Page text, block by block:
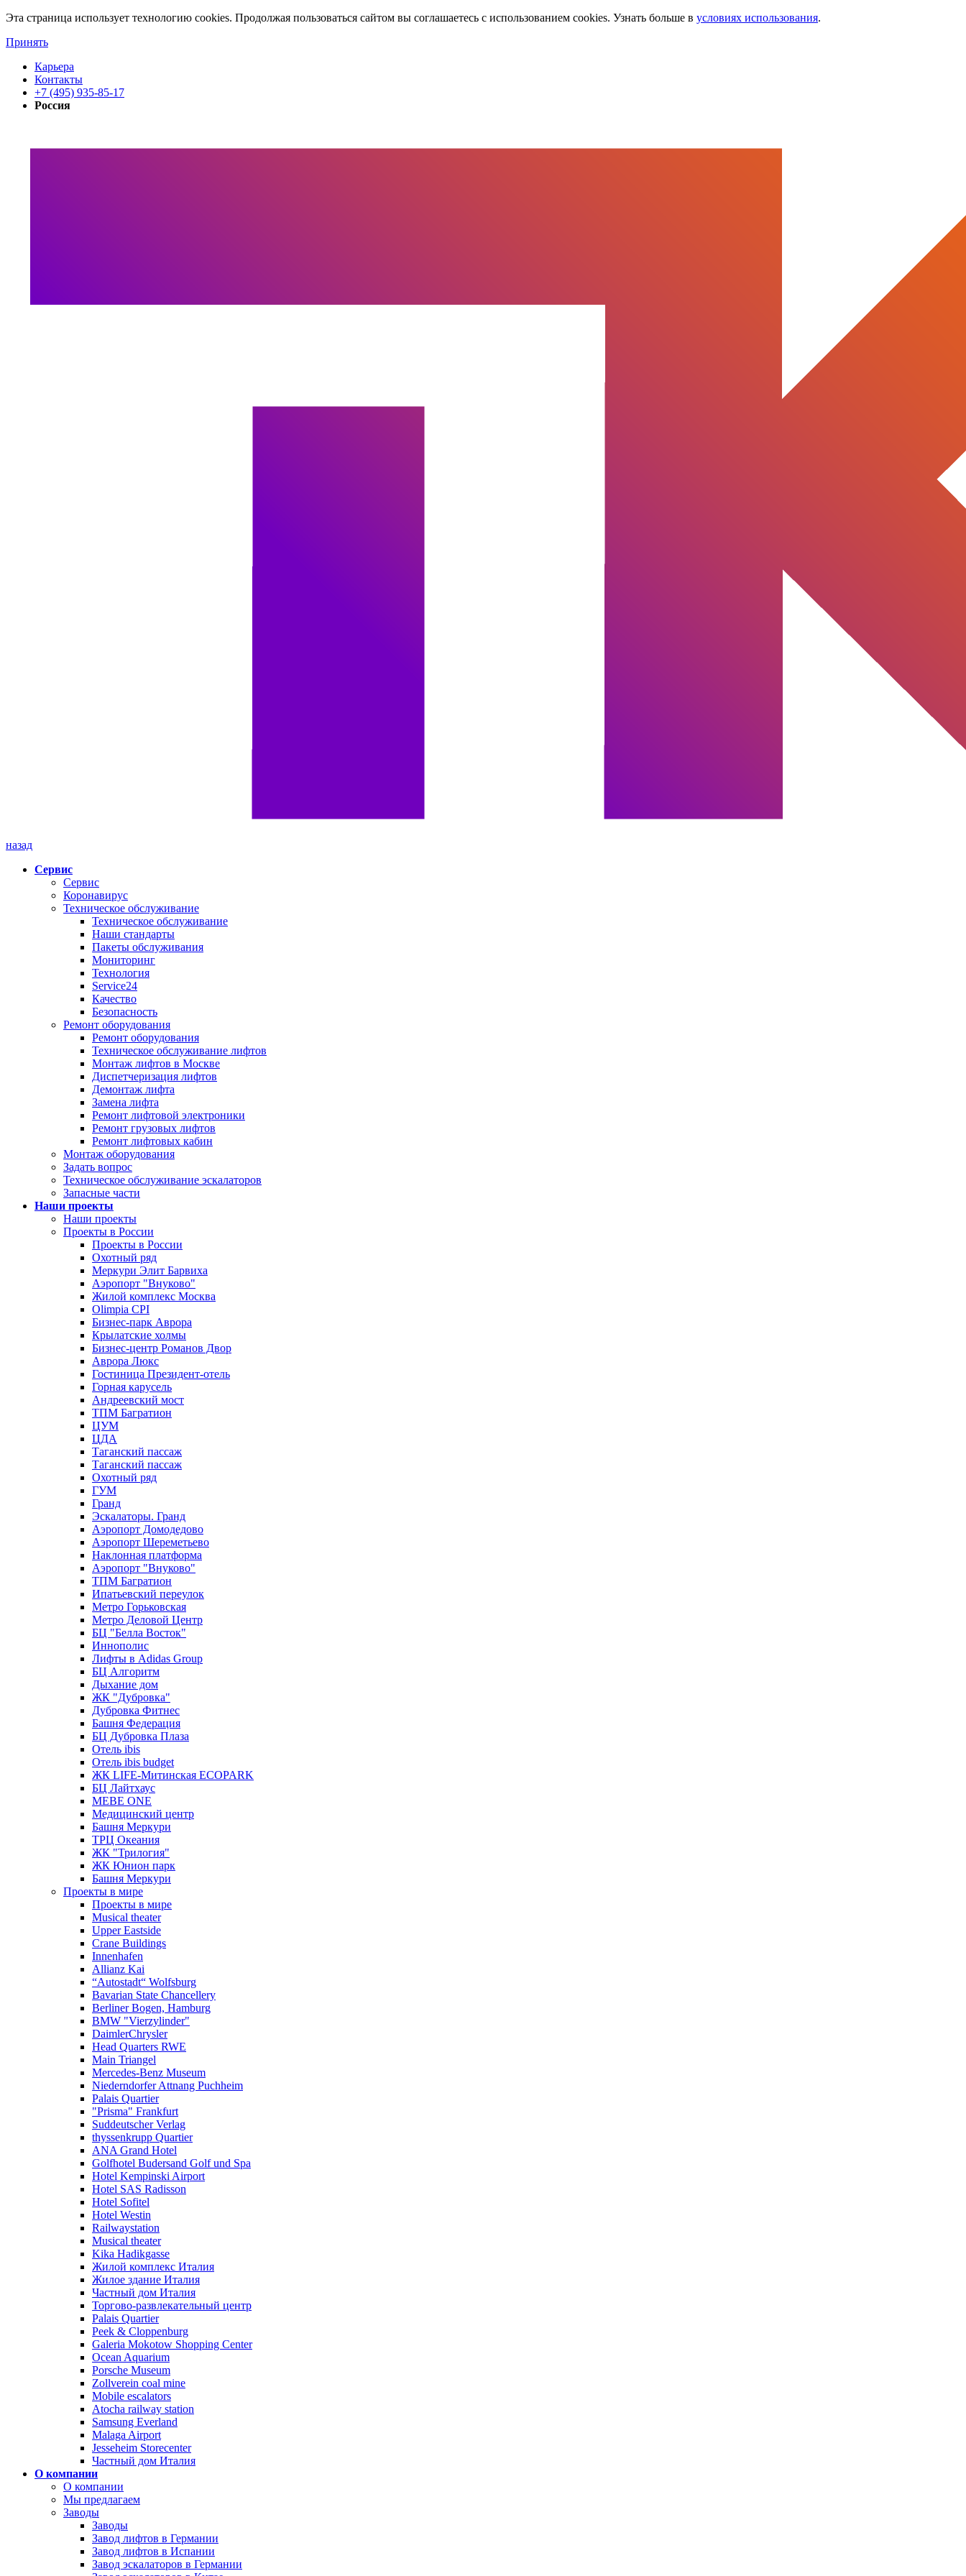
Эта страница использует технологию cookies. Продолжая пользоваться сайтом вы соглашаетесь с использованием cookies. Узнать больше в условиях использования.
Принять
Карьера
Контакты
+7 (495) 935-85-17
Россия
назад
Сервис
Сервис
Коронавирус
Техническое обслуживание
Техническое обслуживание
Наши стандарты
Пакеты обслуживания
Мониторинг
Технология
Service24
Качество
Безопасность
Ремонт оборудования
Ремонт оборудования
Техническое обслуживание лифтов
Монтаж лифтов в Москве
Диспетчеризация лифтов
Демонтаж лифта
Замена лифта
Ремонт лифтовой электроники
Ремонт грузовых лифтов
Ремонт лифтовых кабин
Монтаж оборудования
Задать вопрос
Техническое обслуживание эскалаторов
Запасные части
Наши проекты
Наши проекты
Проекты в России
Проекты в России
Охотный ряд
Меркури Элит Барвиха
Аэропорт "Внуково"
Жилой комплекс Москва
Olimpia CPI
Бизнес-парк Аврора
Крылатские холмы
Бизнес-центр Романов Двор
Аврора Люкс
Гостиница Президент-отель
Горная карусель
Андреевский мост
ТПМ Багратион
ЦУМ
ЦДА
Таганский пассаж
Таганский пассаж
Охотный ряд
ГУМ
Гранд
Эскалаторы. Гранд
Аэропорт Домодедово
Аэропорт Шереметьево
Наклонная платформа
Аэропорт "Внуково"
ТПМ Багратион
Ипатьевский переулок
Метро Горьковская
Метро Деловой Центр
БЦ "Белла Восток"
Иннополис
Лифты в Adidas Group
БЦ Алгоритм
Дыхание дом
ЖК "Дубровка"
Дубровка Фитнес
Башня Федерация
БЦ Дубровка Плаза
Отель ibis
Отель ibis budget
ЖК LIFE-Митинская ECOPARK
БЦ Лайтхаус
MEBE ONE
Медицинский центр
Башня Меркури
ТРЦ Океания
ЖК "Трилогия"
ЖК Юнион парк
Башня Меркури
Проекты в мире
Проекты в мире
Musical theater
Upper Eastside
Crane Buildings
Innenhafen
Allianz Kai
“Autostadt“ Wolfsburg
Bavarian State Chancellery
Berliner Bogen, Hamburg
BMW "Vierzylinder"
DaimlerChrysler
Head Quarters RWE
Main Triangel
Mercedes-Benz Museum
Niederndorfer Attnang Puchheim
Palais Quartier
"Prisma" Frankfurt
Suddeutscher Verlag
thyssenkrupp Quartier
ANA Grand Hotel
Golfhotel Budersand Golf und Spa
Hotel Kempinski Airport
Hotel SAS Radisson
Hotel Sofitel
Hotel Westin
Railwaystation
Musical theater
Kika Hadikgasse
Жилой комплекс Италия
Жилое здание Италия
Частный дом Италия
Торгово-развлекательный центр
Palais Quartier
Peek & Cloppenburg
Galeria Mokotow Shopping Center
Ocean Aquarium
Porsche Museum
Zollverein coal mine
Mobile escalators
Atocha railway station
Samsung Everland
Malaga Airport
Jesseheim Storecenter
Частный дом Италия
О компании
О компании
Мы предлагаем
Заводы
Заводы
Завод лифтов в Германии
Завод лифтов в Испании
Завод эскалаторов в Германии